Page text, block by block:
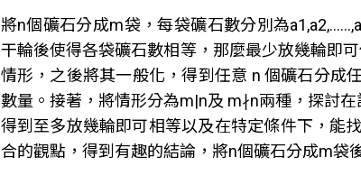
將n個礦石分成m袋，每袋礦石數分別為
干輪後使得各袋礦石數相等，那麼最少放幾輪即
情形，之後將其一般化，得到任意 n 個礦石分成
數量。接著，將情形分為m|n及 m∤n兩種，探討
得到至多放幾輪即可相等以及在特定條件下，能
合的觀點，得到有趣的結論，將n個礦石分成m袋